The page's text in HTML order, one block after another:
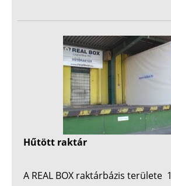
Hűtött raktár
A REAL BOX raktárbázis területe